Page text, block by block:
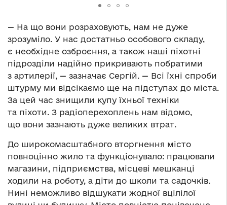
— На що вони розраховують, нам не дуже
зрозуміло. У нас достатньо особового складу,
є необхідне озброєння, а також наші піхотні
підрозділи надійно прикривають побратими
з артилерії, — зазначає Сергій. — Всі їхні спроби
штурму ми відсікаємо ще на підступах до міста.
За цей час знищили купу їхньої техніки
та піхоти. З радіоперехоплень нам відомо,
що вони зазнають дуже великих втрат.
До широкомасштабного вторгнення місто
повноцінно жило та функціонувало: працювали
магазини, підприємства, місцеві мешканці
ходили на роботу, а діти до школи та садочків.
Нині неможливо відшукати жодної вцілілої